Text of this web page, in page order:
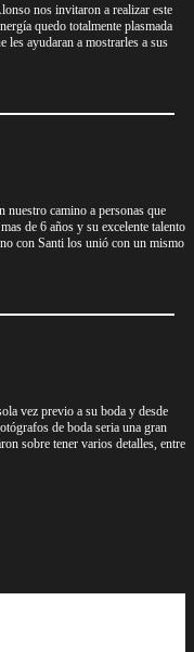
nos invitaron a realizar este
quedo totalmente plasmada
les ayudaran a mostrarles a sus
camino a personas que
de 6 años y su excelente talento
con Santi los unió con un mismo
vez previo a su boda y desde
de boda seria una gran
sobre tener varios detalles, entre